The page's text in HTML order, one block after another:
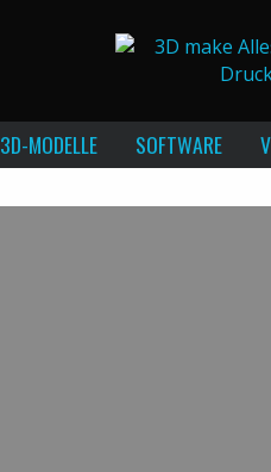
3D-MODELLE SOFTWARE